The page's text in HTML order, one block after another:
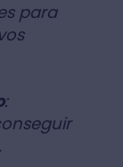
para
: